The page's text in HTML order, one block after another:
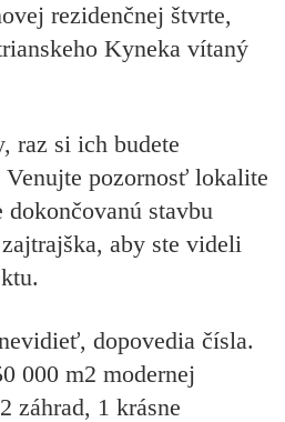
rezidenčnej štvrte,
Kyneka vítaný
raz si ich budete
pozornosť lokalite
dokončovanú stavbu
aby ste videli
dopovedia čísla.
000 m2 modernej
záhrad, 1 krásne